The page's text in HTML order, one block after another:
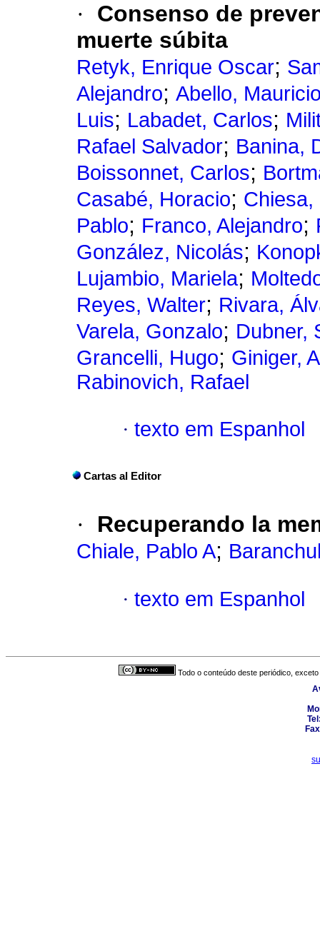
·
Consenso de
muerte súbita
Retyk, Enrique Oscar;
Alejandro; Abello,
Luis; Labadet, Carlos;
Rafael Salvador; Banina,
Boissonnet, Carlos;
Casabé, Horacio; Chiesa,
Pablo; Franco, Alejandro;
González, Nicolás;
Lujambio, Mariela;
Reyes, Walter; Rivara,
Varela, Gonzalo; Dubner,
Grancelli, Hugo; Giniger,
Rabinovich, Rafael
· texto em Espanhol
Cartas al Editor
· Recuperando la
Chiale, Pablo A;
· texto em Espanhol
Todo o conteúdo deste periódico,